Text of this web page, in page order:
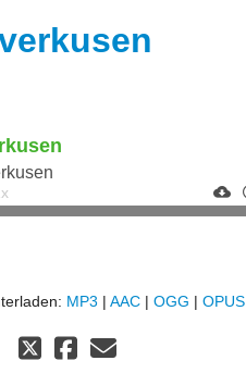
MP3 | AAC | OGG | OPUS